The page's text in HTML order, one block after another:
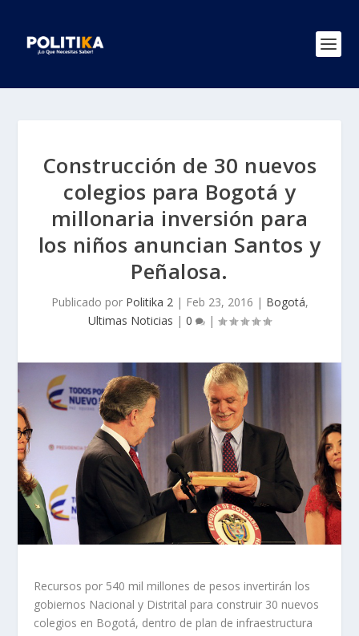
Construcción de 30 nuevos
colegios para Bogotá y
millonaria inversión para
los niños anuncian Santos y
Peñalosa.
Publicado por Politika 2| Feb 23, 2016 | Bogotá,
Ultimas Noticias | 0 |
Recursos por 540 mil millones de pesos invertirán los
gobiernos Nacional y Distrital para construir 30 nuevos
colegios en Bogotá, dentro de plan de infraestructura